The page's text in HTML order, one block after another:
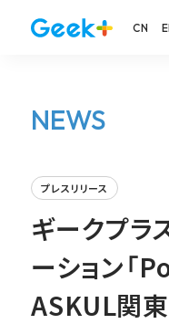
CN
NEWS
ギークプラ
ーション「
ASKUL関
プレスリリース